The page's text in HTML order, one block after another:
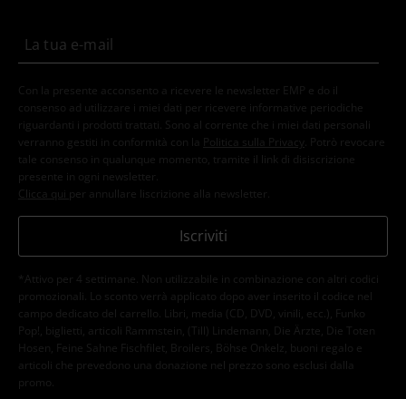
Con la presente acconsento a ricevere le newsletter EMP e do il
consenso ad utilizzare i miei dati per ricevere informative periodiche
riguardanti i prodotti trattati. Sono al corrente che i miei dati personali
verranno gestiti in conformità con la
Politica sulla Privacy
. Potrò revocare
tale consenso in qualunque momento, tramite il link di disiscrizione
presente in ogni newsletter.
Clicca qui per annullare liscrizione alla newsletter.
Iscriviti
*Attivo per 4 settimane. Non utilizzabile in combinazione con altri codici
promozionali. Lo sconto verrà applicato dopo aver inserito il codice nel
campo dedicato del carrello. Libri, media (CD, DVD, vinili, ecc.), Funko
Pop!, biglietti, articoli Rammstein, (Till) Lindemann, Die Ärzte, Die Toten
Hosen, Feine Sahne Fischfilet, Broilers, Böhse Onkelz, buoni regalo e
articoli che prevedono una donazione nel prezzo sono esclusi dalla
promo.